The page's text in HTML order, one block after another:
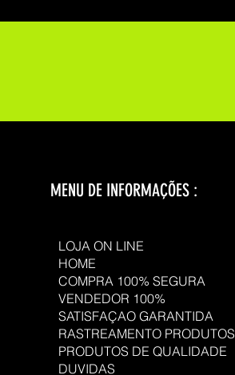
MENU DE INFORMAÇÕES :
LOJA ON LINE
HOME
COMPRA 100% SEGURA
VENDEDOR 100%
SATISFAÇAO GARANTIDA
RASTREAMENTO PRODUTOS
PRODUTOS DE QUALIDADE
DUVIDAS